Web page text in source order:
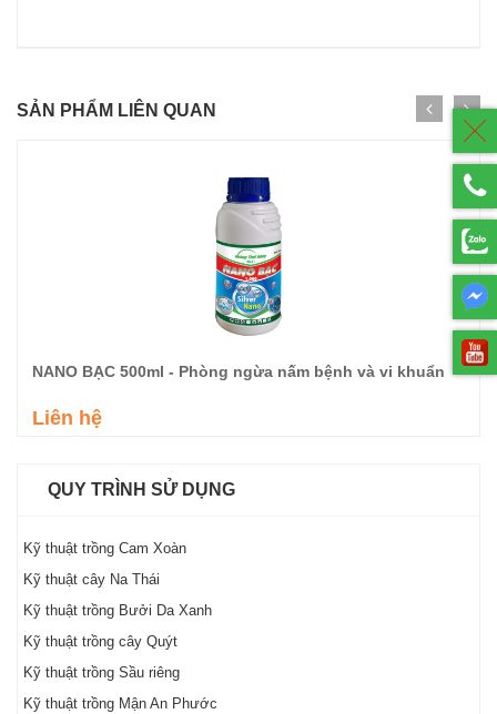
SẢN PHẨM LIÊN QUAN
NANO BẠC 500ml - Phòng ngừa nấm bệnh và vi khuẩn
Liên hệ
QUY TRÌNH SỬ DỤNG
Kỹ thuật trồng Cam Xoàn
Kỹ thuật cây Na Thái
Kỹ thuật trồng Bưởi Da Xanh
Kỹ thuật trồng cây Quýt
Kỹ thuật trồng Sầu riêng
Kỹ thuật trồng Mận An Phước